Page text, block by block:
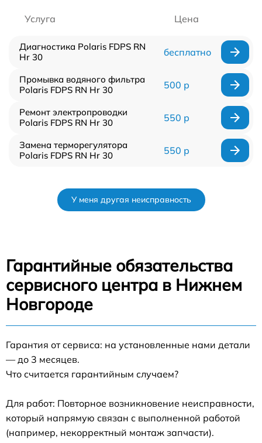
Услуга Цена
Диагностика Polaris FDPS RN
Hr 30
бесплатно
Промывка водяного фильтра
Polaris FDPS RN Hr 30
500 р
Ремонт электропроводки
Polaris FDPS RN Hr 30
550 р
Замена терморегулятора
Polaris FDPS RN Hr 30
550 р
У меня другая неисправность
Гарантийные обязательства
сервисного центра в Нижнем
Новгороде
Гарантия от сервиса: на установленные нами детали
— до 3 месяцев.
Что считается гарантийным случаем?
Для работ: Повторное возникновение неисправности,
который напрямую связан с выполненной работой
(например, некорректный монтаж запчасти).